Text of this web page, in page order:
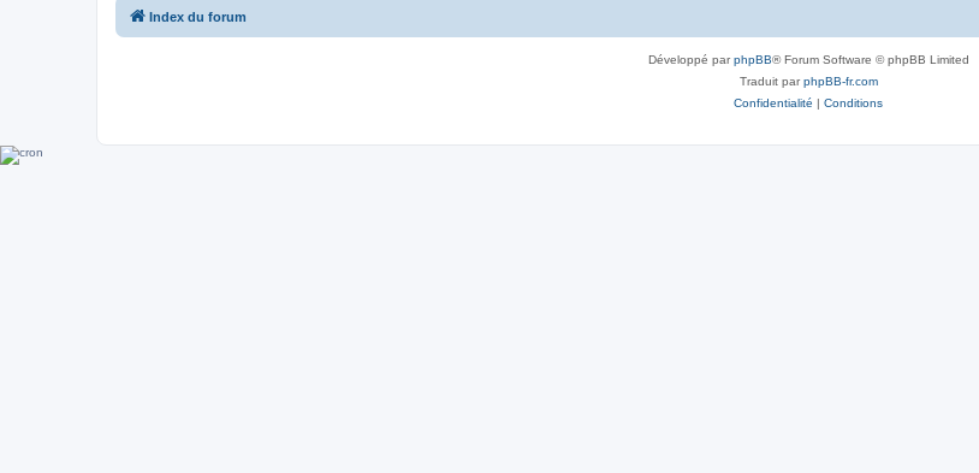
Index du forum
Développé parphpBB® Forum Software © phpBB Limited
Traduit parphpBB-fr.com
Confidentialité | Conditions